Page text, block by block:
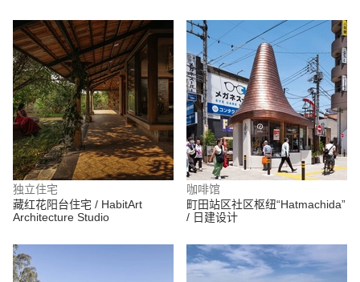
独立住宅
藏红花阳台住宅 / HabitArt
Architecture Studio
咖啡馆
町田站区社区枢纽“Hatmachida”
/ 日建设计